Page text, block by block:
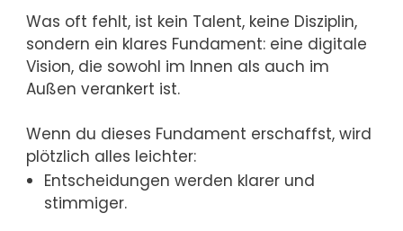
Was oft fehlt, ist kein Talent, keine Disziplin,
sondern ein klares Fundament: eine digitale
Vision, die sowohl im Innen als auch im
Außen verankert ist.
Wenn du dieses Fundament erschaffst, wird
plötzlich alles leichter:
Entscheidungen werden klarer und
stimmiger.